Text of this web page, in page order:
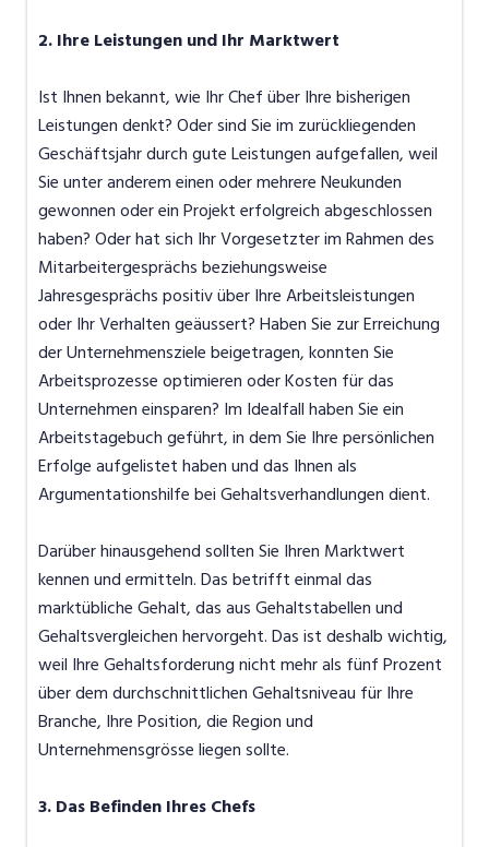
2. Ihre Leistungen und Ihr Marktwert
Ist Ihnen bekannt, wie Ihr Chef über Ihre bisherigen
Leistungen denkt? Oder sind Sie im zurückliegenden
Geschäftsjahr durch gute Leistungen aufgefallen, weil
Sie unter anderem einen oder mehrere Neukunden
gewonnen oder ein Projekt erfolgreich abgeschlossen
haben? Oder hat sich Ihr Vorgesetzter im Rahmen des
Mitarbeitergesprächs beziehungsweise
Jahresgesprächs positiv über Ihre Arbeitsleistungen
oder Ihr Verhalten geäussert? Haben Sie zur Erreichung
der Unternehmensziele beigetragen, konnten Sie
Arbeitsprozesse optimieren oder Kosten für das
Unternehmen einsparen? Im Idealfall haben Sie ein
Arbeitstagebuch geführt, in dem Sie Ihre persönlichen
Erfolge aufgelistet haben und das Ihnen als
Argumentationshilfe bei Gehaltsverhandlungen dient.
Darüber hinausgehend sollten Sie Ihren Marktwert
kennen und ermitteln. Das betrifft einmal das
marktübliche Gehalt, das aus Gehaltstabellen und
Gehaltsvergleichen hervorgeht. Das ist deshalb wichtig,
weil Ihre Gehaltsforderung nicht mehr als fünf Prozent
über dem durchschnittlichen Gehaltsniveau für Ihre
Branche, Ihre Position, die Region und
Unternehmensgrösse liegen sollte.
3. Das Befinden Ihres Chefs